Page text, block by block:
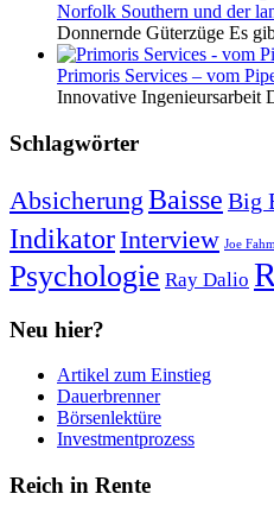
Norfolk Southern und der
Donnernde Güterzüge Es
Primoris Services – vom
Innovative Ingenieursarbeit
Schlagwörter
Absicherung Baisse Big
IndikatorInterview Joe
Psychologie Ray Dalio
Neu hier?
Artikel zum Einstieg
Dauerbrenner
Börsenlektüre
Investmentprozess
Reich in Rente